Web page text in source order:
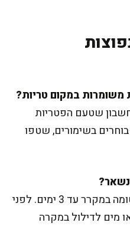
שטעם הפטריות
בשימורים, שטפו
תשמרו את הרוטב בקופסה אטומה במקרר עד 3 ימים. לפני
מים לדילול במקרה